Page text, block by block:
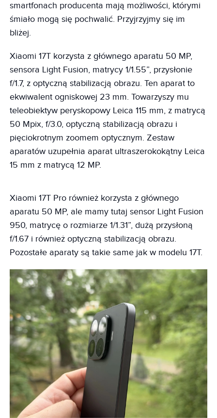
smartfonach producenta mają możliwości, którymi
śmiało mogą się pochwalić. Przyjrzyjmy się im
bliżej.
Xiaomi 17T korzysta z głównego aparatu 50 MP,
sensora Light Fusion, matrycy 1/1.55”, przysłonie
f/1.7, z optyczną stabilizacją obrazu. Ten aparat to
ekwiwalent ogniskowej 23 mm. Towarzyszy mu
teleobiektyw peryskopowy Leica 115 mm, z matrycą
50 Mpix, f/3.0, optyczną stabilizacją obrazu i
pięciokrotnym zoomem optycznym. Zestaw
aparatów uzupełnia aparat ultraszerokokątny Leica
15 mm z matrycą 12 MP.
Xiaomi 17T Pro również korzysta z głównego
aparatu 50 MP, ale mamy tutaj sensor Light Fusion
950, matrycę o rozmiarze 1/1.31”, dużą przysłoną
f/1.67 i również optyczną stabilizacją obrazu.
Pozostałe aparaty są takie same jak w modelu 17T.